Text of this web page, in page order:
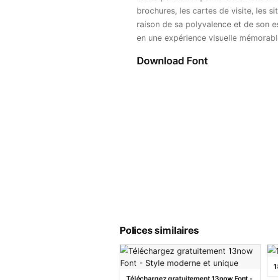
brochures, les cartes de visite, les
raison de sa polyvalence et de son
en une expérience visuelle
Download Font
Polices similaires